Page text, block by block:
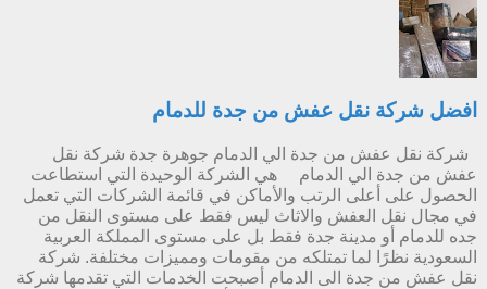
افضل شركة نقل عفش من جدة للدمام
شركة نقل عفش من جدة الي الدمام جوهرة جدة شركة نقل
عفش من جدة الي الدمام هي الشركة الوحيدة التي استطاعت
الحصول على أعلى الرتب والأماكن في قائمة الشركات التي تعمل
في مجال نقل العفش والاثاث ليس فقط على مستوى النقل من
جده للدمام أو مدينة جدة فقط بل على مستوى المملكة العربية
السعودية نظرًا لما تمتلكه من مقومات ومميزات مختلفة. شركة
نقل عفش من جدة الى الدمام أصبحت الخدمات التي تقدمها شركة